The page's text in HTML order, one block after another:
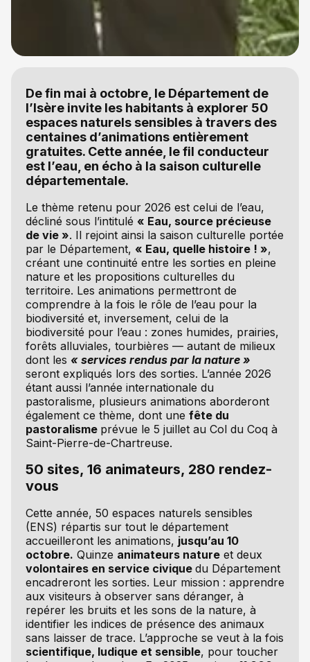
De fin mai à octobre, le Département de
l’Isère invite les habitants à explorer 50
espaces naturels sensibles à travers des
centaines d’animations entièrement
gratuites. Cette année, le fil conducteur
est l’eau, en écho à la saison culturelle
départementale.
Le thème retenu pour 2026 est celui de l’eau,
décliné sous l’intitulé « Eau, source précieuse
de vie ». Il rejoint ainsi la saison culturelle portée
par le Département, « Eau, quelle histoire ! »,
créant une continuité entre les sorties en pleine
nature et les propositions culturelles du
territoire. Les animations permettront de
comprendre à la fois le rôle de l’eau pour la
biodiversité et, inversement, celui de la
biodiversité pour l’eau : zones humides, prairies,
forêts alluviales, tourbières — autant de milieux
dont les « services rendus par la nature »
seront expliqués lors des sorties. L’année 2026
étant aussi l’année internationale du
pastoralisme, plusieurs animations aborderont
également ce thème, dont une fête du
pastoralisme prévue le 5 juillet au Col du Coq à
Saint-Pierre-de-Chartreuse.
50 sites, 16 animateurs, 280 rendez-
vous
Cette année, 50 espaces naturels sensibles
(ENS) répartis sur tout le département
accueilleront les animations, jusqu’au 10
octobre. Quinze animateurs natureet deux
volontaires en service civique du Département
encadreront les sorties. Leur mission : apprendre
aux visiteurs à observer sans déranger, à
repérer les bruits et les sons de la nature, à
identifier les indices de présence des animaux
sans laisser de trace. L’approche se veut à la fois
scientifique, ludique et sensible, pour toucher